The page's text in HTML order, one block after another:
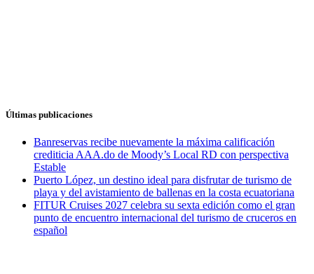
Últimas publicaciones
Banreservas recibe nuevamente la máxima calificación
crediticia AAA.do de Moody’s Local RD con perspectiva
Estable
Puerto López, un destino ideal para disfrutar de turismo de
playa y del avistamiento de ballenas en la costa ecuatoriana
FITUR Cruises 2027 celebra su sexta edición como el gran
punto de encuentro internacional del turismo de cruceros en
español